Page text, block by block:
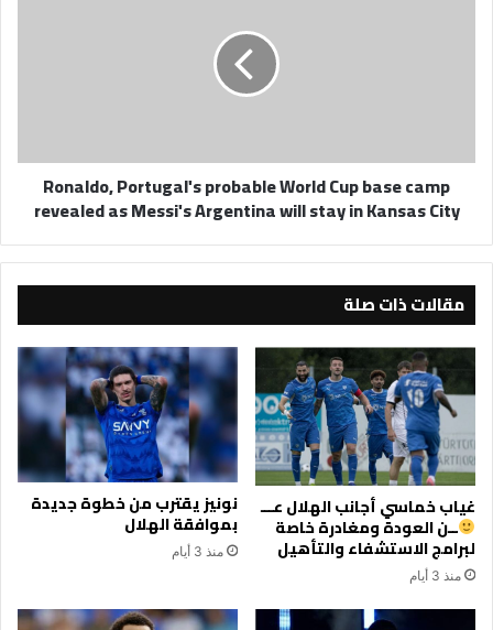
as
Messi's
Argentina
Kansas
City
Ronaldo, Portugal's probable World Cup base camp
revealed as Messi's Argentina will stay in Kansas City
مقالات ذات صلة
غياب خماسي أجانب الهلال عـــ
ــن العودة ومغادرة خاصة
لبرامج الاستشفاء والتأهيل
منذ 3 أيام
نونيز يقترب من خطوة جديدة
بموافقة الهلال
منذ 3 أيام